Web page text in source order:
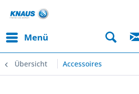
Menü
Übersicht Accessoires